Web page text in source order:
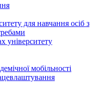
для навчання осіб з
університету
мобільності